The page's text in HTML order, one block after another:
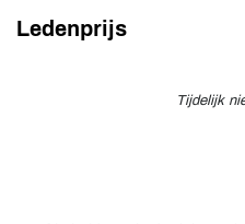
Ledenprijs
Tijdelijk